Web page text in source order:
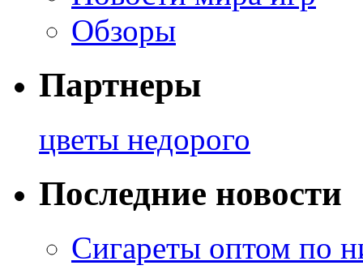
Обзоры
Партнеры
цветы недорого
Последние новости
Сигареты оптом по